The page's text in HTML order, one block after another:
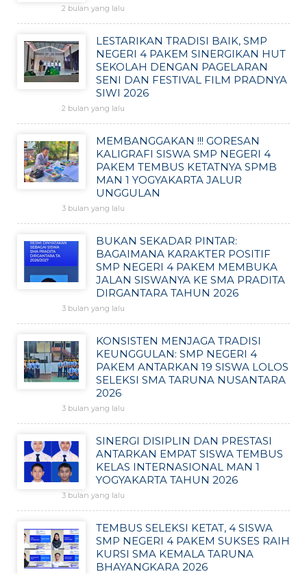
2 bulan yang lalu
LESTARIKAN TRADISI BAIK, SMP
NEGERI 4 PAKEM SINERGIKAN HUT
SEKOLAH DENGAN PAGELARAN
SENI DAN FESTIVAL FILM PRADNYA
SIWI 2026
2 bulan yang lalu
MEMBANGGAKAN !!! GORESAN
KALIGRAFI SISWA SMP NEGERI 4
PAKEM TEMBUS KETATNYA SPMB
MAN 1 YOGYAKARTA JALUR
UNGGULAN
3 bulan yang lalu
BUKAN SEKADAR PINTAR:
BAGAIMANA KARAKTER POSITIF
SMP NEGERI 4 PAKEM MEMBUKA
JALAN SISWANYA KE SMA PRADITA
DIRGANTARA TAHUN 2026
3 bulan yang lalu
KONSISTEN MENJAGA TRADISI
KEUNGGULAN: SMP NEGERI 4
PAKEM ANTARKAN 19 SISWA LOLOS
SELEKSI SMA TARUNA NUSANTARA
2026
3 bulan yang lalu
SINERGI DISIPLIN DAN PRESTASI
ANTARKAN EMPAT SISWA TEMBUS
KELAS INTERNASIONAL MAN 1
YOGYAKARTA TAHUN 2026
3 bulan yang lalu
TEMBUS SELEKSI KETAT, 4 SISWA
SMP NEGERI 4 PAKEM SUKSES RAIH
KURSI SMA KEMALA TARUNA
BHAYANGKARA 2026